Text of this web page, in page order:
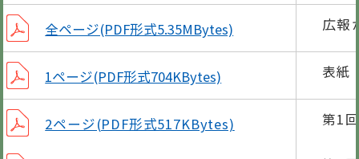
全ページ(PDF形式5.35MBytes) 広報
1ページ(PDF形式704KBytes) 表紙
2ページ(PDF形式517KBytes)
第1